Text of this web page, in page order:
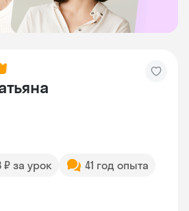
₽ за урок
41 год опыта